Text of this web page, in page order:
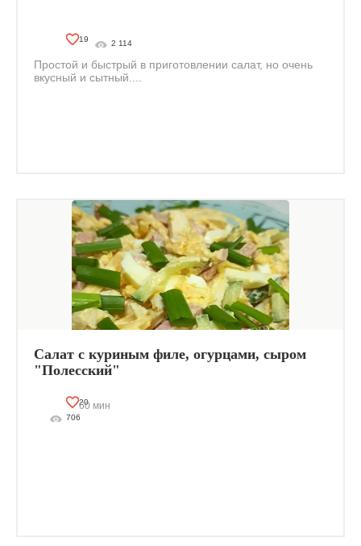
19 2 114
Простой и быстрый в приготовлении салат, но очень
вкусный и сытный....
Салат с куриным филе, огурцами, сыром
"Полесский"
20
60 мин
706